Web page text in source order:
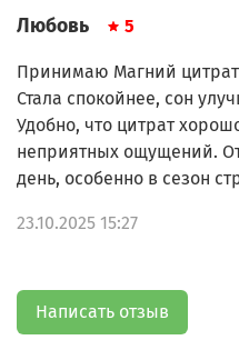
Любовь 5
Принимаю Магний
Стала спокойнее, сон
Удобно, что цитрат
неприятных ощущений.
день, особенно в сезон
23.10.2025 15:27
Написать отзыв